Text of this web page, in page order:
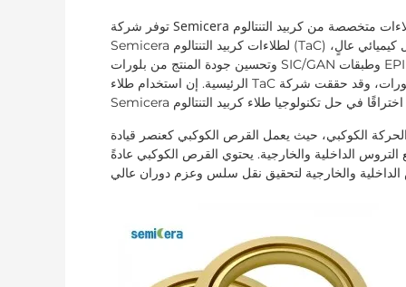
Semicera لطلاءات كربيد التنتالوم (TaC) تحقيق درجة نقاء عالية وثبات في درجات الحرارة العالية وتحمل كيميائي عالٍ،
وتحسين جودة المنتج من بلورات SIC/GAN وطبقات EPI (مستقبل TaC المطلي بالجرافيت)، وإطالة عمر مكونات المفاعل
الرئيسية. إن استخدام طلاء TaC من كربيد التنتالوم هو حل مشكلة الحافة وتحسين جودة نمو البلورات، وقد حققت شركة
الحركة الكوكبي، حيث يعمل القرص الكوكبي كعنصر قيادة
الداخلية والخارجية. يحتوي القرص الكوكبي عادةً